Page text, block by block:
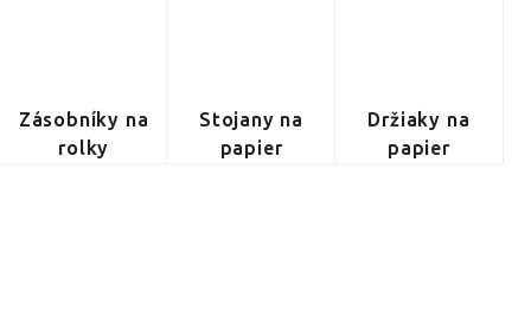
Zásobníky na
rolky
Stojany na
papier
Držiaky na
papier